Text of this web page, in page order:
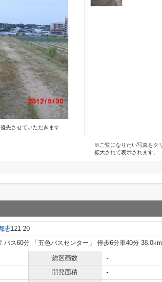
先させていただきます
※ご覧になりたい写真をク
拡大されて表示されます。
志121-20
バス60分 「五色バスセンター」 停歩6分車40分 38.0km
総区画数
-
開発面積
-